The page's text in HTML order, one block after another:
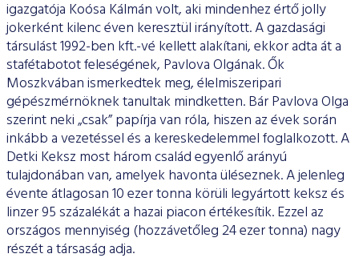
igazgatója Koósa Kálmán volt, aki mindenhez értő jolly
jokerként kilenc éven keresztül irányított. A gazdasági
társulást 1992-ben kft.-vé kellett alakítani, ekkor adta át a
stafétabotot feleségének, Pavlova Olgának. Ők
Moszkvában ismerkedtek meg, élelmiszeripari
gépészmérnöknek tanultak mindketten. Bár Pavlova Olga
szerint neki „csak” papírja van róla, hiszen az évek során
inkább a vezetéssel és a kereskedelemmel foglalkozott. A
Detki Keksz most három család egyenlő arányú
tulajdonában van, amelyek havonta üléseznek. A jelenleg
évente átlagosan 10 ezer tonna körüli legyártott keksz és
linzer 95 százalékát a hazai piacon értékesítik. Ezzel az
országos mennyiség (hozzávetőleg 24 ezer tonna) nagy
részét a társaság adja.